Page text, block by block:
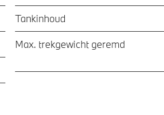
Tankinhoud
Max. trekgewicht geremd